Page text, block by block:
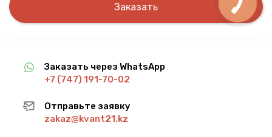
Заказать
Заказать через WhatsApp
+7 (747) 191-70-02
Отправьте заявку
zakaz@kvant21.kz